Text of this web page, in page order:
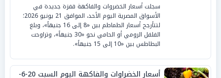
سجلت أسعار الخضروات والفاكهة قفزة جديدة في
الأسواق المصرية اليوم الأحد، الموافق 21 يونيو 2026؛
لتتأرجح أسعار الطماطم بين «8 إلى 16 جنيهاً»، وبلغ
الفلفل الرومي أو الحامي نحو «30 جنيهاً»، وتراوحت
البطاطس بين «10 إلى 15 جنيهاً».
أسعار الخضراوات والفاكهة اليوم السبت 20-6-